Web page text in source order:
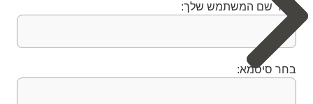
בחר שם המשתמש שלך:
בחר סיסמא: